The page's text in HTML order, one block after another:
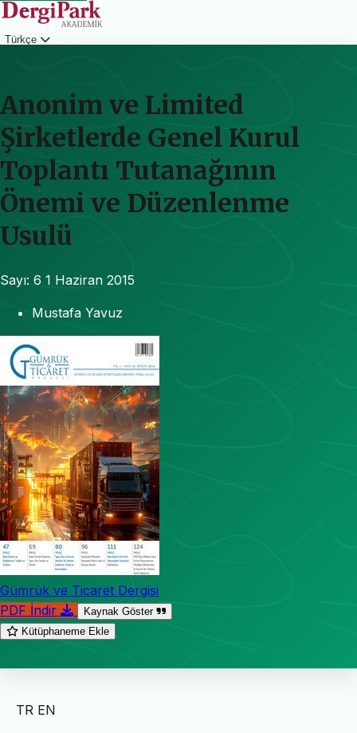
Türkçe
Anonim ve Limited
Şirketlerde Genel Kurul
Toplantı Tutanağının
Önemi ve Düzenlenme
Usulü
Sayı: 6 1 Haziran 2015
Mustafa Yavuz
Gümrük ve Ticaret Dergisi
PDF İndir
Kaynak Göster
Kütüphaneme Ekle
TR EN